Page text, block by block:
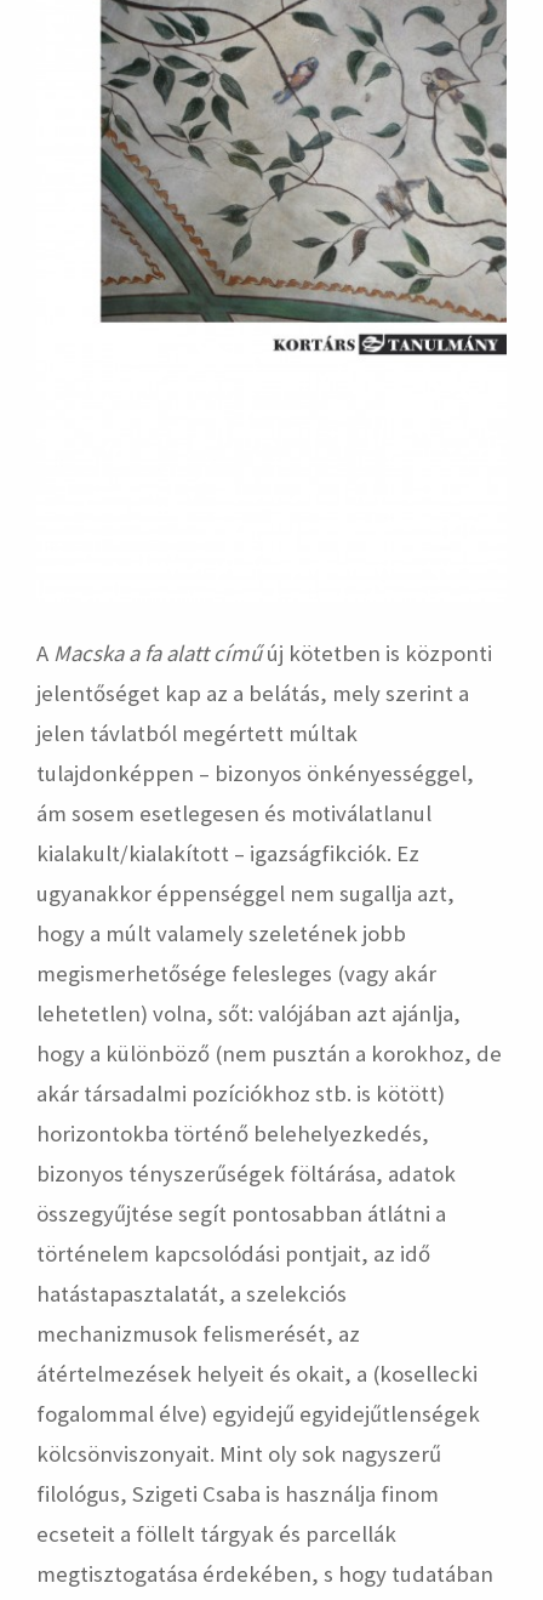
A Macska a fa alatt címűúj kötetben is központi
jelentőséget kap az a belátás, mely szerint a
jelen távlatból megértett múltak
tulajdonképpen – bizonyos önkényességgel,
ám sosem esetlegesen és motiválatlanul
kialakult/kialakított – igazságfikciók. Ez
ugyanakkor éppenséggel nem sugallja azt,
hogy a múlt valamely szeletének jobb
megismerhetősége felesleges (vagy akár
lehetetlen) volna, sőt: valójában azt ajánlja,
hogy a különböző (nem pusztán a korokhoz, de
akár társadalmi pozíciókhoz stb. is kötött)
horizontokba történő belehelyezkedés,
bizonyos tényszerűségek föltárása, adatok
összegyűjtése segít pontosabban átlátni a
történelem kapcsolódási pontjait, az idő
hatástapasztalatát, a szelekciós
mechanizmusok felismerését, az
átértelmezések helyeit és okait, a (kosellecki
fogalommal élve) egyidejű egyidejűtlenségek
kölcsönviszonyait. Mint oly sok nagyszerű
filológus, Szigeti Csaba is használja finom
ecseteit a föllelt tárgyak és parcellák
megtisztogatása érdekében, s hogy tudatában